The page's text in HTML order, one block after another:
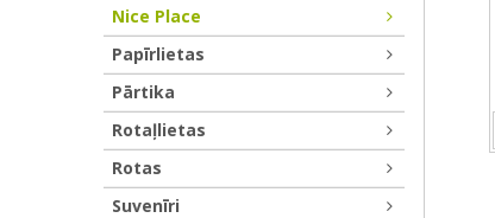
Nice Place
Papīrlietas
Pārtika
Rotaļlietas
Rotas
Suvenīri